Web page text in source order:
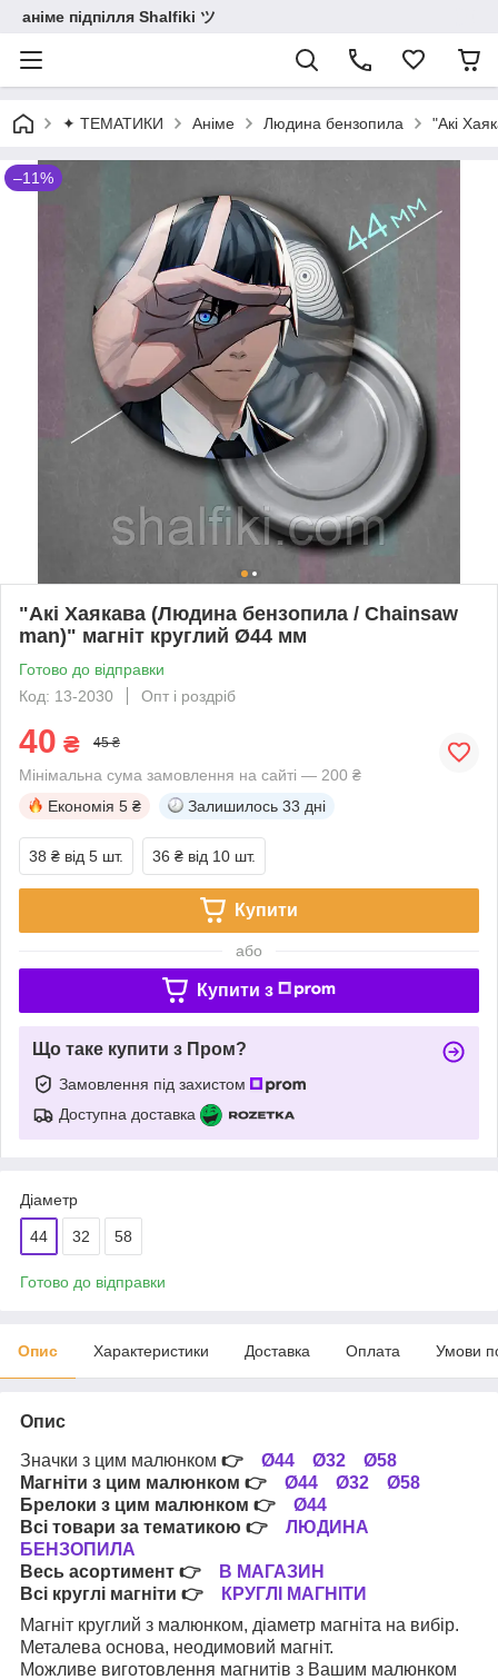
аніме підпілля Shalfiki ツ
✦ ТЕМАТИКИ Аніме Людина бензопила "Акі
–11%
"Акі Хаякава (Людина бензопила / Chainsaw
man)" магніт круглий Ø44 мм
Готово до відправки
Код: 13-2030
Опт і роздріб
40 ₴ 45 ₴
Мінімальна сума замовлення на сайті — 200 ₴
Економія 5 ₴ Залишилось 33 дні
38 ₴ від 5 шт. 36 ₴ від 10 шт.
Купити
або
Купити з
Що таке купити з Пром?
Замовлення під захистом
Доступна доставка
Діаметр
44 32 58
Готово до відправки
Опис Характеристики Доставка Оплата Умови
Опис
Значки з цим малюнком 👉 Ø44 Ø32
Ø58
Магніти з цим малюнком 👉 Ø44 Ø32
Ø58
Брелоки з цим малюнком 👉 Ø44
Всі товари за тематикою 👉 ЛЮДИНА
БЕНЗОПИЛА
Весь асортимент 👉
В МАГАЗИН
Всі круглі магніти 👉
КРУГЛІ МАГНІТИ
Магніт круглий з малюнком, діаметр магніта на вибір.
Металева основа, неодимовий магніт.
Можливе виготовлення магнитів з Вашим малюнком